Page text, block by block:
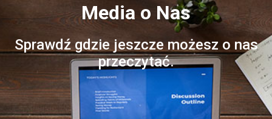
Media o Nas
Sprawdź gdzie jeszcze możesz o nas
przeczytać.